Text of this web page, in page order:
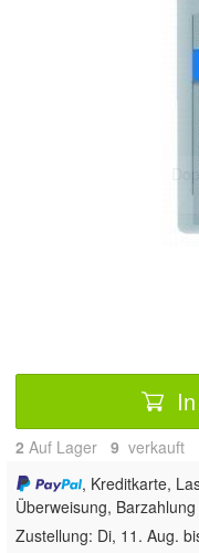
2 Auf Lager 9 verkauft
, Kreditkarte,
Überweisung,
Zustellung: Di, 11. Aug.